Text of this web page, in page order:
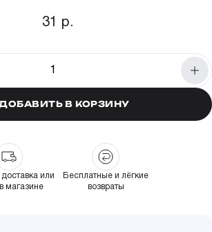
31 р.
В КОРЗИНУ
или
магазине
Бесплатные и лёгкие
возвраты